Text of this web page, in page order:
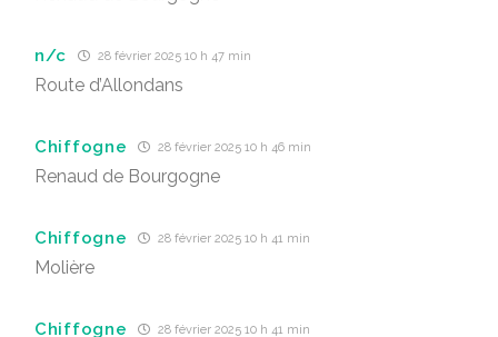
n/c 28 février 2025 10 h 47 min
Route d’Allondans
Chiffogne 28 février 2025 10 h 46 min
Renaud de Bourgogne
Chiffogne 28 février 2025 10 h 41 min
Molière
Chiffogne 28 février 2025 10 h 41 min